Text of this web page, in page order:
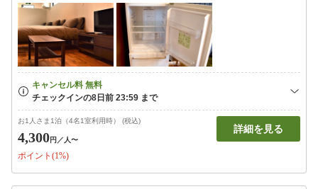
お1人さま1泊（4名1室利用時） (税込)
4,300円 ／人〜
ポイント(1%)
詳細を見る